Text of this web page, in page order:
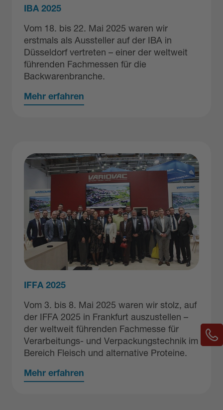
IBA 2025
Vom 18. bis 22. Mai 2025 waren wir
erstmals als Aussteller auf der IBA in
Düsseldorf vertreten – einer der weltweit
führenden Fachmessen für die
Backwarenbranche.
Mehr erfahren
IFFA 2025
Vom 3. bis 8. Mai 2025 waren wir stolz, auf
der IFFA 2025 in Frankfurt auszustellen –
der weltweit führenden Fachmesse für
Verarbeitungs- und Verpackungstechnik im
Bereich Fleisch und alternative Proteine.
Mehr erfahren